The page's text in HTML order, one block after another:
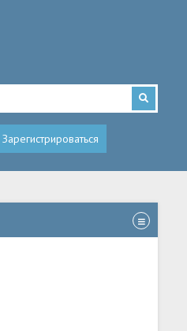
Зарегистрироваться